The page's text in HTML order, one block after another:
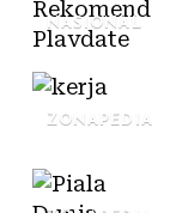
NASIONAL
ZONAPEDIA